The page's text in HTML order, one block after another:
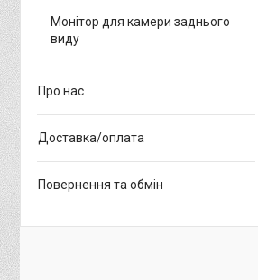
Монітор для камери заднього
виду
Про нас
Доставка/оплата
Повернення та обмін